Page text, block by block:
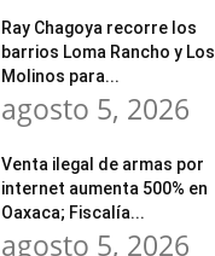
Ray Chagoya recorre los
barrios Loma Rancho y Los
Molinos para...
agosto 5, 2026
Venta ilegal de armas por
internet aumenta 500% en
Oaxaca; Fiscalía...
agosto 5, 2026